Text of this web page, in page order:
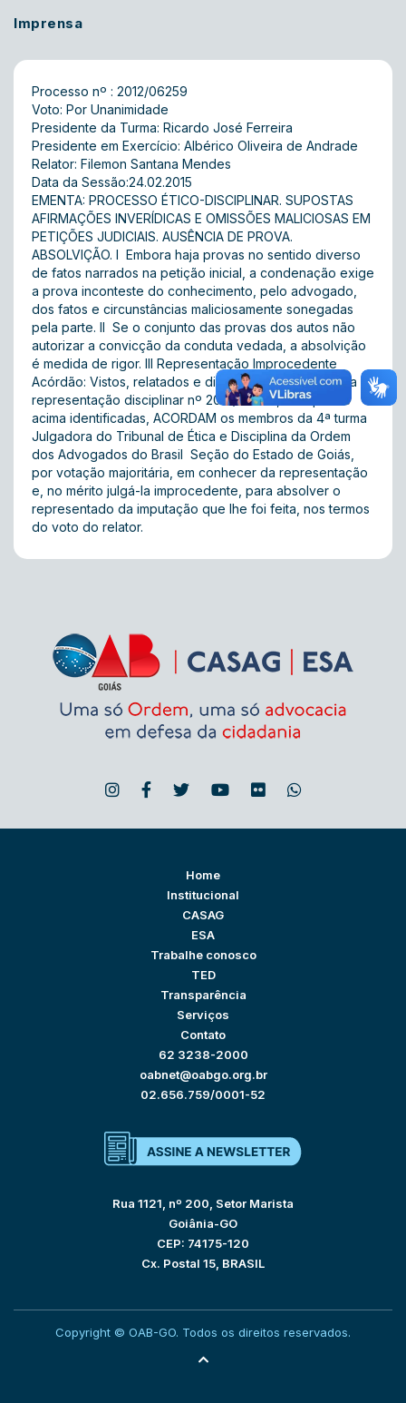
Imprensa
Processo nº : 2012/06259
Voto: Por Unanimidade
Presidente da Turma: Ricardo José Ferreira
Presidente em Exercício: Albérico Oliveira de Andrade
Relator: Filemon Santana Mendes
Data da Sessão:24.02.2015
EMENTA: PROCESSO ÉTICO-DISCIPLINAR. SUPOSTAS
AFIRMAÇÕES INVERÍDICAS E OMISSÕES MALICIOSAS EM
PETIÇÕES JUDICIAIS. AUSÊNCIA DE PROVA.
ABSOLVIÇÃO. I  Embora haja provas no sentido diverso
de fatos narrados na petição inicial, a condenação exige
a prova inconteste do conhecimento, pelo advogado,
dos fatos e circunstâncias maliciosamente sonegadas
pela parte. II  Se o conjunto das provas dos autos não
autorizar a convicção da conduta vedada, a absolvição
é medida de rigor. III Representação Improcedente
Acórdão: Vistos, relatados e discutidos estes autos da
representação disciplinar nº 2012/06259, e as partes
acima identificadas, ACORDAM os membros da 4ª turma
Julgadora do Tribunal de Ética e Disciplina da Ordem
dos Advogados do Brasil  Seção do Estado de Goiás,
por votação majoritária, em conhecer da representação
e, no mérito julgá-la improcedente, para absolver o
representado da imputação que lhe foi feita, nos termos
do voto do relator.
Home
Institucional
CASAG
ESA
Trabalhe conosco
TED
Transparência
Serviços
Contato
62 3238-2000
oabnet@oabgo.org.br
02.656.759/0001-52
Rua 1121, nº 200, Setor Marista
Goiânia-GO
CEP: 74175-120
Cx. Postal 15, BRASIL
Copyright © OAB-GO. Todos os direitos reservados.